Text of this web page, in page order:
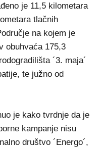
je 11,5 kilometara
tlačnih
na kojem je
obuhvaća 175,3
´3. maja´
te južno od
je kako tvrdnje da je
kampanje nisu
društvo ´Energo´,